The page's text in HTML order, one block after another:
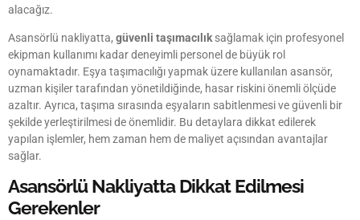
alacağız.
Asansörlü nakliyatta, güvenli taşımacılık sağlamak için profesyonel
ekipman kullanımı kadar deneyimli personel de büyük rol
oynamaktadır. Eşya taşımacılığı yapmak üzere kullanılan asansör,
uzman kişiler tarafından yönetildiğinde, hasar riskini önemli ölçüde
azaltır. Ayrıca, taşıma sırasında eşyaların sabitlenmesi ve güvenli bir
şekilde yerleştirilmesi de önemlidir. Bu detaylara dikkat edilerek
yapılan işlemler, hem zaman hem de maliyet açısından avantajlar
sağlar.
Asansörlü Nakliyatta Dikkat Edilmesi
Gerekenler